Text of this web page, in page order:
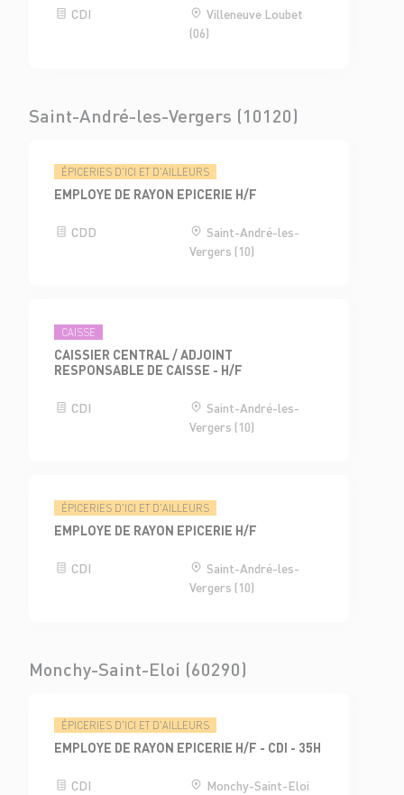
CDI
Villeneuve Loubet
(06)
Saint-André-les-Vergers (10120)
ÉPICERIES D'ICI ET D'AILLEURS
EMPLOYE DE RAYON EPICERIE H/F
CDD
Saint-André-les-
Vergers (10)
CAISSE
CAISSIER CENTRAL / ADJOINT
RESPONSABLE DE CAISSE - H/F
CDI
Saint-André-les-
Vergers (10)
ÉPICERIES D'ICI ET D'AILLEURS
EMPLOYE DE RAYON EPICERIE H/F
CDI
Saint-André-les-
Vergers (10)
Monchy-Saint-Eloi (60290)
ÉPICERIES D'ICI ET D'AILLEURS
EMPLOYE DE RAYON EPICERIE H/F - CDI - 35H
CDI
Monchy-Saint-Eloi